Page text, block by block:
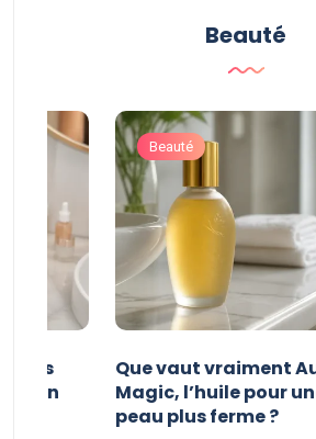
Beauté
les
en
Beauté
Que vaut vraiment
Magic, l’huile pour
peau plus ferme ?